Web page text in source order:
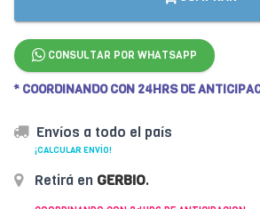
CONSULTAR POR WHATSAPP
* COORDINANDO CON 24HRS DE
Envíos a todo el país
¡CALCULAR ENVÍO!
Retirá en GERBIO.